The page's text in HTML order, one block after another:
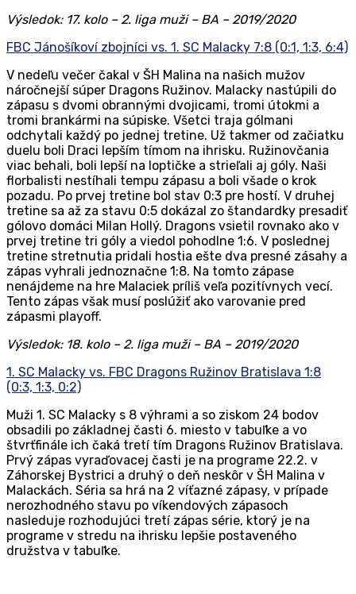
Výsledok: 17. kolo – 2. liga muži – BA – 2019/2020
FBC Jánošíkoví zbojníci vs. 1. SC Malacky 7:8 (0:1, 1:3, 6:4)
V nedeľu večer čakal v ŠH Malina na našich mužov
náročnejší súper Dragons Ružinov. Malacky nastúpili do
zápasu s dvomi obrannými dvojicami, tromi útokmi a
tromi brankármi na súpiske. Všetci traja gólmani
odchytali každý po jednej tretine. Už takmer od začiatku
duelu boli Draci lepším tímom na ihrisku. Ružinovčania
viac behali, boli lepší na loptičke a strieľali aj góly. Naši
florbalisti nestíhali tempu zápasu a boli všade o krok
pozadu. Po prvej tretine bol stav 0:3 pre hostí. V druhej
tretine sa až za stavu 0:5 dokázal zo štandardky presadiť
gólovo domáci Milan Hollý. Dragons vsietil rovnako ako v
prvej tretine tri góly a viedol pohodlne 1:6. V poslednej
tretine stretnutia pridali hostia ešte dva presné zásahy a
zápas vyhrali jednoznačne 1:8. Na tomto zápase
nenájdeme na hre Malaciek príliš veľa pozitívnych vecí.
Tento zápas však musí poslúžiť ako varovanie pred
zápasmi playoff.
Výsledok: 18. kolo – 2. liga muži – BA – 2019/2020
1. SC Malacky vs. FBC Dragons Ružinov Bratislava 1:8
(0:3, 1:3, 0:2)
Muži 1. SC Malacky s 8 výhrami a so ziskom 24 bodov
obsadili po základnej časti 6. miesto v tabuľke a vo
štvrťfinále ich čaká tretí tím Dragons Ružinov Bratislava.
Prvý zápas vyraďovacej časti je na programe 22.2. v
Záhorskej Bystrici a druhý o deň neskôr v ŠH Malina v
Malackách. Séria sa hrá na 2 víťazné zápasy, v prípade
nerozhodného stavu po víkendových zápasoch
nasleduje rozhodujúci tretí zápas série, ktorý je na
programe v stredu na ihrisku lepšie postaveného
družstva v tabuľke.